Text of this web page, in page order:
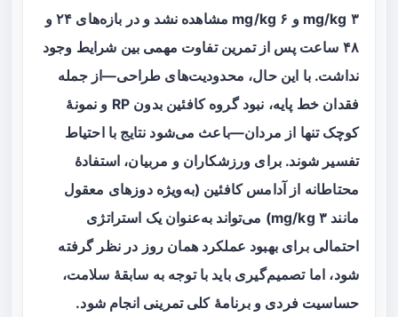
۳ mg/kg و ۶ mg/kg مشاهده نشد و در بازه‌های ۲۴ و
۴۸ ساعت پس از تمرین تفاوت مهمی بین شرایط وجود
نداشت. با این حال، محدودیت‌های طراحی—از جمله
فقدان خط پایه، نبود گروه کافئین بدون RP و نمونهٔ
کوچک تنها از مردان—باعث می‌شود نتایج با احتیاط
تفسیر شوند. برای ورزشکاران و مربیان، استفادهٔ
محتاطانه از آدامس کافئین (به‌ویژه دوزهای معقول
مانند ۳ mg/kg) می‌تواند به‌عنوان یک استراتژی
احتمالی برای بهبود عملکرد همان روز در نظر گرفته
شود، اما تصمیم‌گیری باید با توجه به سابقهٔ سلامت،
حساسیت فردی و برنامهٔ کلی تمرینی انجام شود.